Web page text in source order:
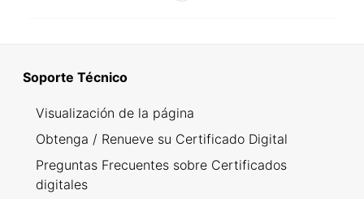
Soporte Técnico
Visualización de la página
Obtenga / Renueve su Certificado Digital
Preguntas Frecuentes sobre Certificados
digitales